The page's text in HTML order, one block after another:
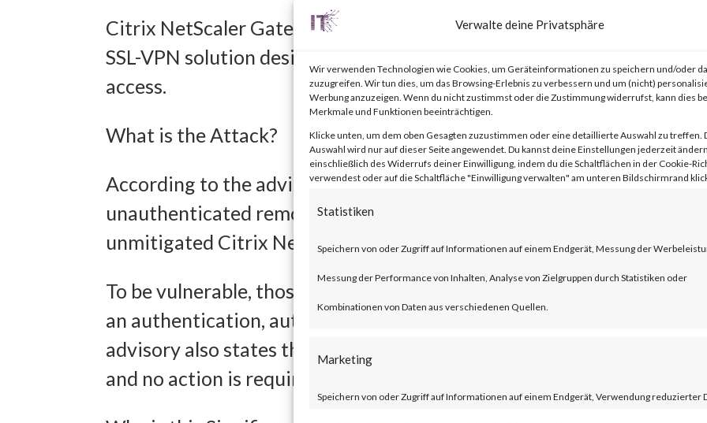
Verwalte deine Privatsphäre
Wir verwenden Technologien wie Cookies, um Geräteinformationen zu speichern und/oder
zuzugreifen. Wir tun dies, um das Browsing-Erlebnis zu verbessern und um (nicht)
Werbung anzuzeigen. Wenn du nicht zustimmst oder die Zustimmung widerrufst, kann dies
Merkmale und Funktionen beeinträchtigen.
Klicke unten, um dem oben Gesagten zuzustimmen oder eine detaillierte Auswahl zu treffen.
Auswahl wird nur auf dieser Seite angewendet. Du kannst deine Einstellungen jederzeit ändern,
einschließlich des Widerrufs deiner Einwilligung, indem du die Schaltflächen in der Cookie-
verwendest oder auf die Schaltfläche "Einwilligung verwalten" am unteren Bildschirmrand
Statistiken
Speichern von oder Zugriff auf Informationen auf einem Endgerät, Messung der
Messung der Performance von Inhalten, Analyse von Zielgruppen durch Statistiken oder
Kombinationen von Daten aus verschiedenen Quellen.
Marketing
Speichern von oder Zugriff auf Informationen auf einem Endgerät, Verwendung reduzierter
Citrix NetScaler Gateway, previously known as Citrix Gateway, is an
SSL-VPN solution designed to provide secure and optimized remote
access.
What is the Attack?
According to the advisory published by Citrix, CVE-2023-3519 is an
unauthenticated remote code execution vulnerability that affects the
unmitigated Citrix NetScaler ADC and NetScaler Gateway products.
To be vulnerable, those products must be configured as a gateway or
an authentication, authorization and auditing (AAA) virtual server.
advisory also states that Citrix managed servers are already mitigated
and no action is required.